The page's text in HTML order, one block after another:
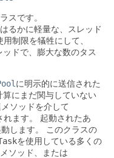
スです。
るかに軽量な、スレッド
制限を犠牲にして、
ドで、膨大な数のタス
に明示的に送信された
にまだ関与していない
ソッドを介して
ます。
起動されたあ
します。
このクラスの
を使用している多くの
メソッド、または